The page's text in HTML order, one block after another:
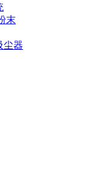
末
尘器